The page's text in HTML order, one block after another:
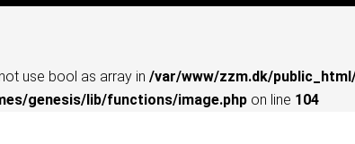
use bool as array in /var/www/zzm.dk/
genesis/lib/functions/image.php on line 104